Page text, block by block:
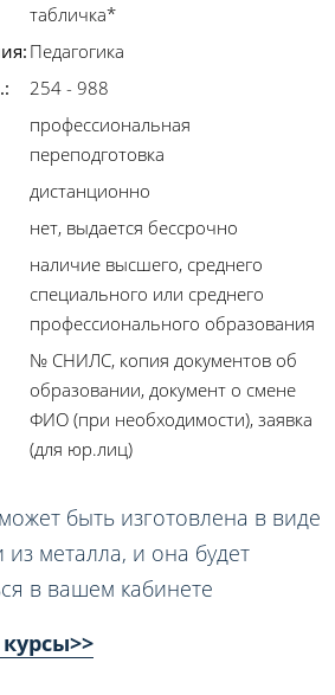
табличка*
Педагогика
254 - 988
профессиональная
переподготовка
дистанционно
нет, выдается бессрочно
наличие высшего, среднего
специального или среднего
профессионального образования
№ СНИЛС, копия документов об
образовании, документ о смене
ФИО (при необходимости), заявка
(для юр.лиц)
быть изготовлена в виде
металла, и она будет
в вашем кабинете